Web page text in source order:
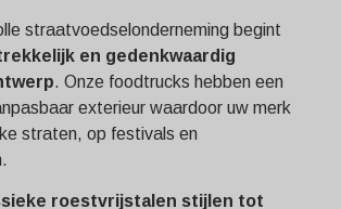
straatvoedselonderneming begint
en gedenkwaardig
. Onze foodtrucks hebben een
exterieur waardoor uw merk
straten, op festivals en
roestvrijstalen stijlen tot